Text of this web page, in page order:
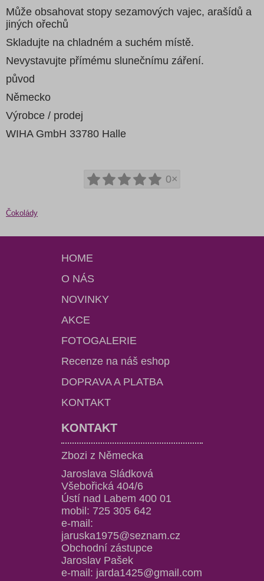
Může obsahovat stopy sezamových vajec, arašídů a
jiných ořechů
Skladujte na chladném a suchém místě.
Nevystavujte přímému slunečnímu záření.
původ
Německo
Výrobce / prodej
WIHA GmbH 33780 Halle
0×
Čokolády
HOME
O NÁS
NOVINKY
AKCE
FOTOGALERIE
Recenze na náš eshop
DOPRAVA A PLATBA
KONTAKT
KONTAKT
Zbozi z Německa
Jaroslava Sládková
Všebořická 404/6
Ústí nad Labem 400 01
mobil: 725 305 642
e-mail:
jaruska1975@seznam.cz
Obchodní zástupce
Jaroslav Pašek
e-mail: jarda1425@gmail.com